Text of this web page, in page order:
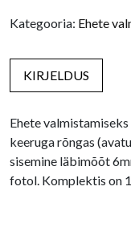
Kategooria: Ehete
KIRJELDUS
Ehete
keeruga rõngas
sisemine läbimõõt
fotol. Komplektis on